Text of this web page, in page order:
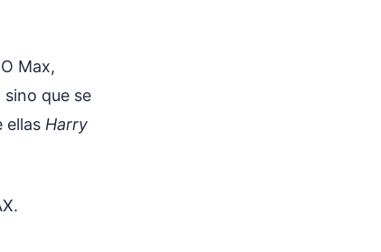
Max,
que se
ellas Harry